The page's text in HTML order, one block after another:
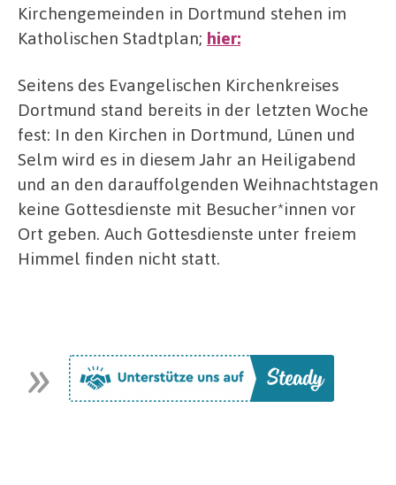
Kirchengemeinden in Dortmund stehen im
Katholischen Stadtplan; hier:
Seitens des Evangelischen Kirchenkreises
Dortmund stand bereits in der letzten Woche
fest: In den Kirchen in Dortmund, Lünen und
Selm wird es in diesem Jahr an Heiligabend
und an den darauffolgenden Weihnachtstagen
keine Gottesdienste mit Besucher*innen vor
Ort geben. Auch Gottesdienste unter freiem
Himmel finden nicht statt.